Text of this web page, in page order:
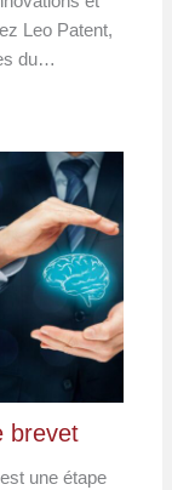
Leo Patent,
du…
brevet
une étape